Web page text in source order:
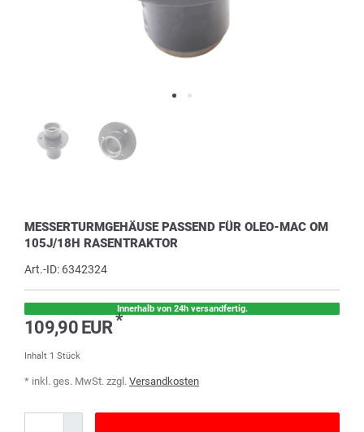
MESSERTURMGEHÄUSE PASSEND FÜR OLEO-MAC OM
105J/18H RASENTRAKTOR
Art.-ID: 6342324
Innerhalb von 24h versandfertig.
109,90 EUR*
Inhalt 1 Stück
* inkl. ges. MwSt. zzgl. Versandkosten